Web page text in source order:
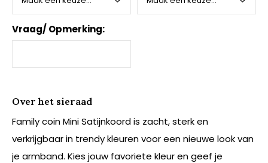
Vraag/ Opmerking:
Over het sieraad
Family coin Mini Satijnkoord is zacht, sterk en
verkrijgbaar in trendy kleuren voor een nieuwe look van
je armband. Kies jouw favoriete kleur en geef je